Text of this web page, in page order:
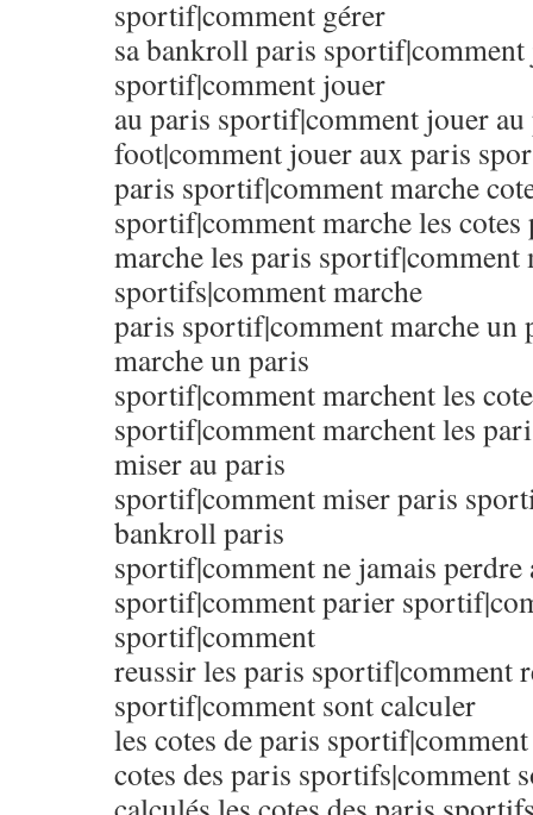
sportif|comment gérer
sa bankroll paris
sportif|comment jouer
au paris sportif|comment jouer
foot|comment jouer aux paris
paris sportif|comment marche
sportif|comment marche les
marche les paris sportif|comment
sportifs|comment marche
paris sportif|comment marche
marche un paris
sportif|comment marchent les
sportif|comment marchent les
miser au paris
sportif|comment miser paris
bankroll paris
sportif|comment ne jamais perdre
sportif|comment parier
sportif|comment
reussir les paris sportif|comment
sportif|comment sont calculer
les cotes de paris
cotes des paris sportifs|comment